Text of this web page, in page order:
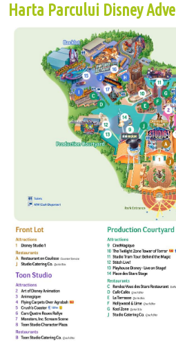
Harta Parcului Disney